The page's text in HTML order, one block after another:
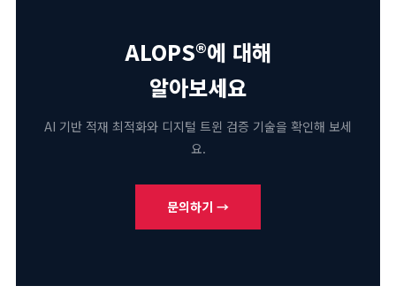
ALOPS®에 대해
알아보세요
AI 기반 적재 최적화와 디지털 트윈 검증 기술을 확인해 보세
요.
문의하기 →